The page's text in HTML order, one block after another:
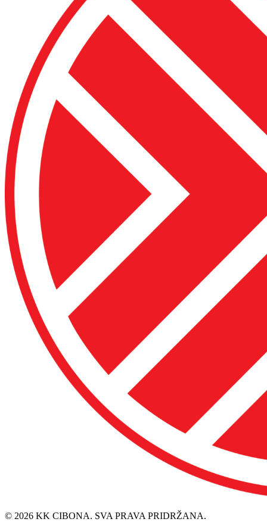
© 2026 KK CIBONA. SVA PRAVA PRIDRŽANA.